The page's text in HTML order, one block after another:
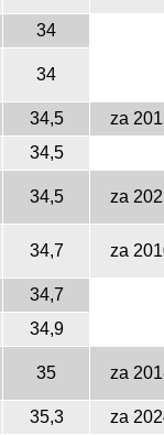
34
34
34,5
za
34,5
34,5 za
34,7 za
34,7
34,9
35 za
35,3 za